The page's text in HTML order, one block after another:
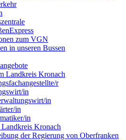
zum VGN
in unseren Bussen
Landkreis Kronach
r
in
in
in
in
Kronach
der Regierung von Oberfranken